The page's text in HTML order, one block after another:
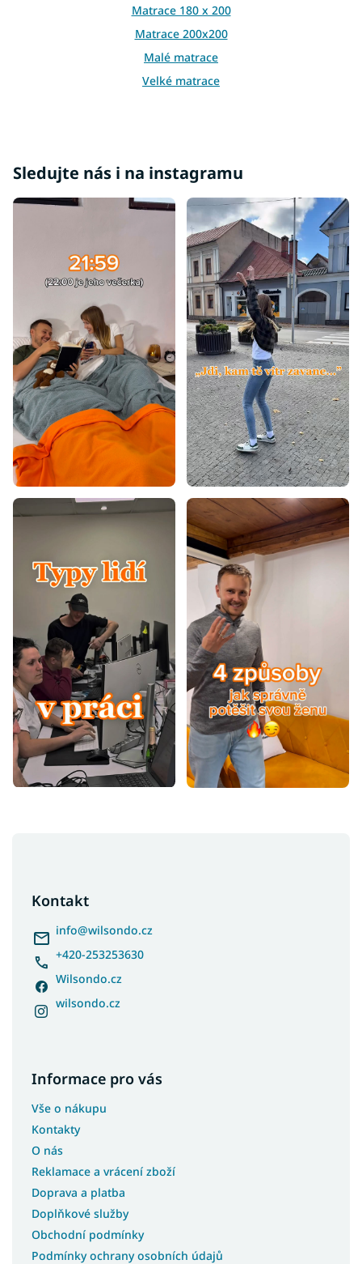
u
Matrace 180 x 200
Matrace 200x200
Malé matrace
Velké matrace
Sledujte nás i na instagramu
Kontakt
info@wilsondo.cz
+420-253253630
Wilsondo.cz
wilsondo.cz
Informace pro vás
Vše o nákupu
Kontakty
O nás
Reklamace a vrácení zboží
Doprava a platba
Doplňkové služby
Obchodní podmínky
Podmínky ochrany osobních údajů